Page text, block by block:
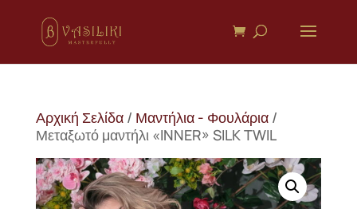
Αρχική Σελίδα/ Μαντήλια - Φουλάρια/
Μεταξωτό μαντήλι «INNER» SILK TWIL